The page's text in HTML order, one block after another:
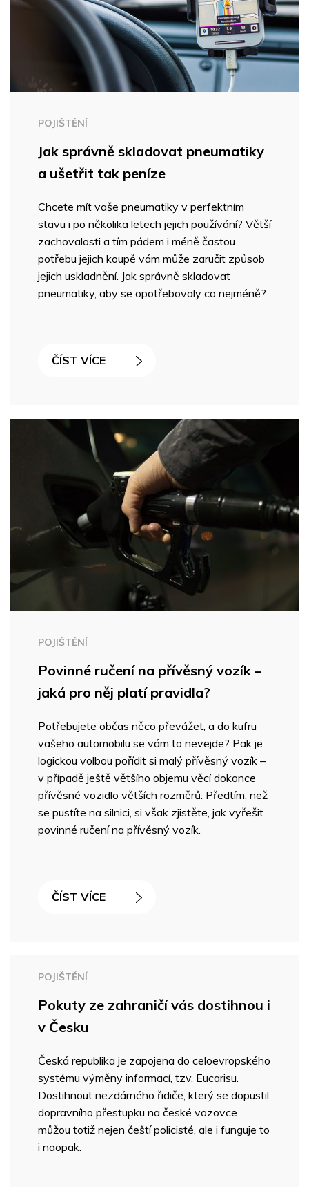
POJIŠTĚNÍ
Jak správně skladovat pneumatiky
a ušetřit tak peníze
Chcete mít vaše pneumatiky v perfektním
stavu i po několika letech jejich používání? Větší
zachovalosti a tím pádem i méně častou
potřebu jejich koupě vám může zaručit způsob
jejich uskladnění. Jak správně skladovat
pneumatiky, aby se opotřebovaly co nejméně?
ČÍST VÍCE
POJIŠTĚNÍ
Povinné ručení na přívěsný vozík –
jaká pro něj platí pravidla?
Potřebujete občas něco převážet, a do kufru
vašeho automobilu se vám to nevejde? Pak je
logickou volbou pořídit si malý přívěsný vozík –
v případě ještě většího objemu věcí dokonce
přívěsné vozidlo větších rozměrů. Předtím, než
se pustíte na silnici, si však zjistěte, jak vyřešit
povinné ručení na přívěsný vozík.
ČÍST VÍCE
POJIŠTĚNÍ
Pokuty ze zahraničí vás dostihnou i
v Česku
Česká republika je zapojena do celoevropského
systému výměny informací, tzv. Eucarisu.
Dostihnout nezdárného řidiče, který se dopustil
dopravního přestupku na české vozovce
můžou totiž nejen čeští policisté, ale i funguje to
i naopak.